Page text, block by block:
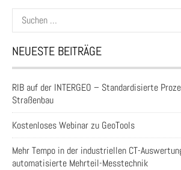
Suchen
nach:
NEUESTE BEITRÄGE
RIB auf der INTERGEO – Standardisierte
Straßenbau
Kostenloses Webinar zu GeoTools
Mehr Tempo in der industriellen CT-
automatisierte Mehrteil-Messtechnik